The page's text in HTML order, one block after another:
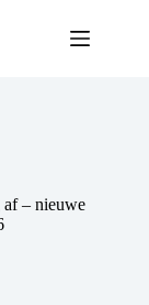
af – nieuwe